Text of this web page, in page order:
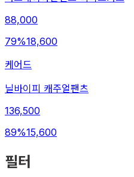
88,000
79%18,600
케어드
닐바이피 캐주얼팬츠
136,500
89%15,600
필터